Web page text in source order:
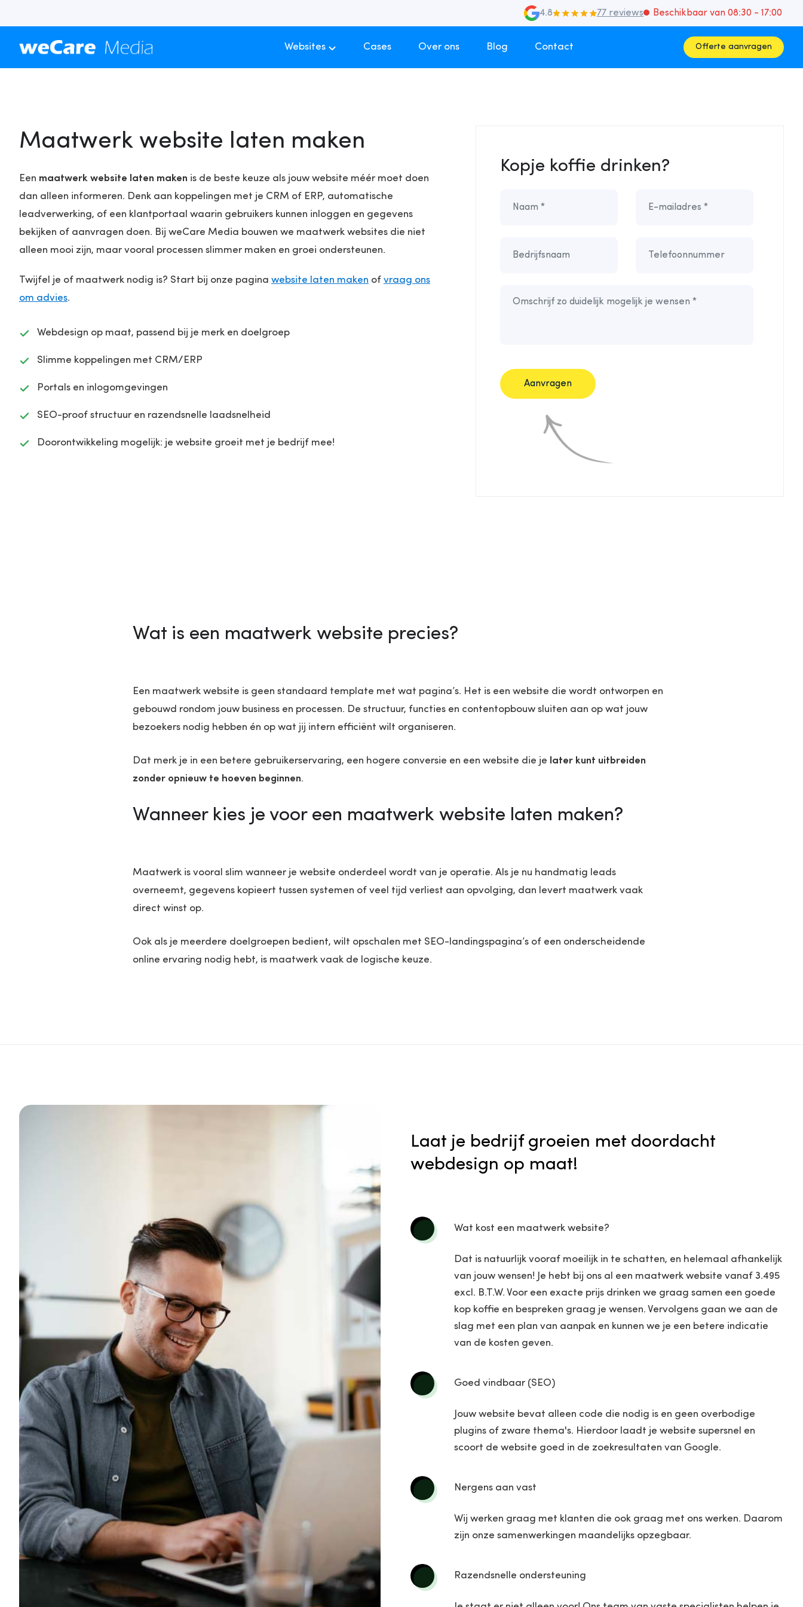
4.8 77 reviews Beschikbaar van 08:30 - 17:00
Websites Cases Over ons Blog Contact Offerte aanvragen
Maatwerk website laten maken
Een maatwerk website laten maken is de beste keuze als jouw website méér moet doen
dan alleen informeren. Denk aan koppelingen met je CRM of ERP, automatische
leadverwerking, of een klantportaal waarin gebruikers kunnen inloggen en gegevens
bekijken of aanvragen doen. Bij weCare Media bouwen we maatwerk websites die niet
alleen mooi zijn, maar vooral processen slimmer maken en groei ondersteunen.
Twijfel je of maatwerk nodig is? Start bij onze pagina website laten maken of vraag ons
om advies.
Webdesign op maat, passend bij je merk en doelgroep
Slimme koppelingen met CRM/ERP
Portals en inlogomgevingen
SEO-proof structuur en razendsnelle laadsnelheid
Doorontwikkeling mogelijk: je website groeit met je bedrijf mee!
Kopje koffie drinken?
Aanvragen
Wat is een maatwerk website precies?
Een maatwerk website is geen standaard template met wat pagina’s. Het is een website die wordt ontworpen en
gebouwd rondom jouw business en processen. De structuur, functies en contentopbouw sluiten aan op wat jouw
bezoekers nodig hebben én op wat jij intern efficiënt wilt organiseren.
Dat merk je in een betere gebruikerservaring, een hogere conversie en een website die je later kunt uitbreiden
zonder opnieuw te hoeven beginnen.
Wanneer kies je voor een maatwerk website laten maken?
Maatwerk is vooral slim wanneer je website onderdeel wordt van je operatie. Als je nu handmatig leads
overneemt, gegevens kopieert tussen systemen of veel tijd verliest aan opvolging, dan levert maatwerk vaak
direct winst op.
Ook als je meerdere doelgroepen bedient, wilt opschalen met SEO-landingspagina’s of een onderscheidende
online ervaring nodig hebt, is maatwerk vaak de logische keuze.
Laat je bedrijf groeien met doordacht
webdesign op maat!
Wat kost een maatwerk website?
Dat is natuurlijk vooraf moeilijk in te schatten, en helemaal afhankelijk
van jouw wensen! Je hebt bij ons al een maatwerk website vanaf 3.495
excl. B.T.W. Voor een exacte prijs drinken we graag samen een goede
kop koffie en bespreken graag je wensen. Vervolgens gaan we aan de
slag met een plan van aanpak en kunnen we je een betere indicatie
van de kosten geven.
Goed vindbaar (SEO)
Jouw website bevat alleen code die nodig is en geen overbodige
plugins of zware thema's. Hierdoor laadt je website supersnel en
scoort de website goed in de zoekresultaten van Google.
Nergens aan vast
Wij werken graag met klanten die ook graag met ons werken. Daarom
zijn onze samenwerkingen maandelijks opzegbaar.
Razendsnelle ondersteuning